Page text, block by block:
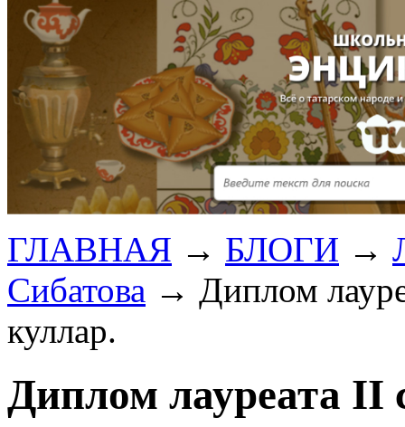
ГЛАВНАЯ → БЛОГИ →
Сибатова → Диплом
куллар.
Диплом лауреата